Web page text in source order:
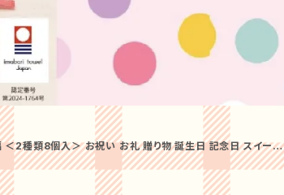
＜2種類8個入＞ お祝い お礼 贈り物 誕生日 記念日 スイーツ